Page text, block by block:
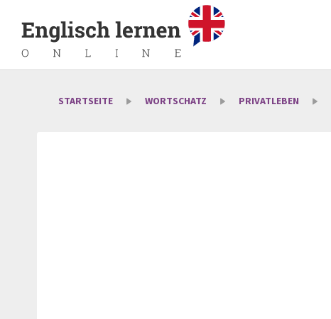
STARTSEITE WORTSCHATZ PRIVATLEBEN